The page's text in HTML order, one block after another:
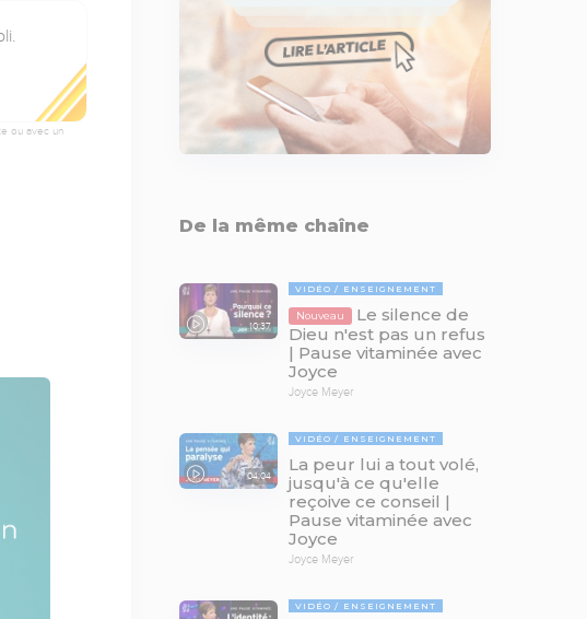
ou avec un
De la même chaîne
10:37
VIDÉO ENSEIGNEMENT
Nouveau
Le silence de
Dieu n'est pas un refus
| Pause vitaminée avec
Joyce
Joyce Meyer
04:04
VIDÉO ENSEIGNEMENT
La peur lui a tout volé,
jusqu'à ce qu'elle
reçoive ce conseil |
Pause vitaminée avec
Joyce
Joyce Meyer
VIDÉO ENSEIGNEMENT